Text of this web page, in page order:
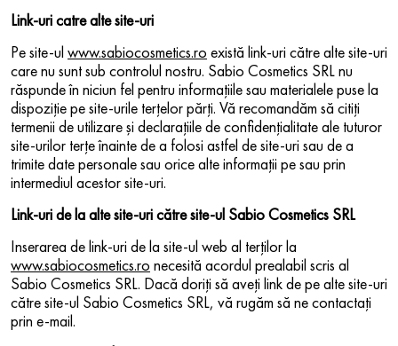
Link-uri catre alte site-uri
Pe site-ul www.sabiocosmetics.ro există link-uri către alte site-uri
care nu sunt sub controlul nostru. Sabio Cosmetics SRL nu
răspunde în niciun fel pentru informaţiile sau materialele puse la
dispoziţie pe site-urile terţelor părţi. Vă recomandăm să citiţi
termenii de utilizare şi declaraţiile de confidenţialitate ale tuturor
site-urilor terţe înainte de a folosi astfel de site-uri sau de a
trimite date personale sau orice alte informaţii pe sau prin
intermediul acestor site-uri.
Link-uri de la alte site-uri către site-ul Sabio Cosmetics SRL
Inserarea de link-uri de la site-ul web al terţilor la
www.sabiocosmetics.ro necesită acordul prealabil scris al
Sabio Cosmetics SRL. Dacă doriţi să aveţi link de pe alte site-uri
către site-ul Sabio Cosmetics SRL, vă rugăm să ne contactaţi
prin e-mail.